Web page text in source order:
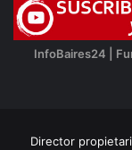
InfoBaires24 |
Director